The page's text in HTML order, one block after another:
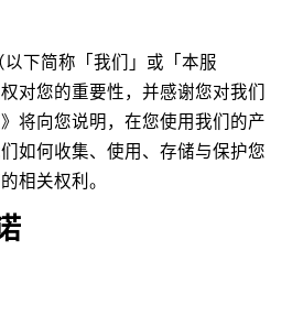
下简称「我们」或「本服
对您的重要性，并感谢您对我们
将向您说明，在您使用我们的产
如何收集、使用、存储与保护您
相关权利。